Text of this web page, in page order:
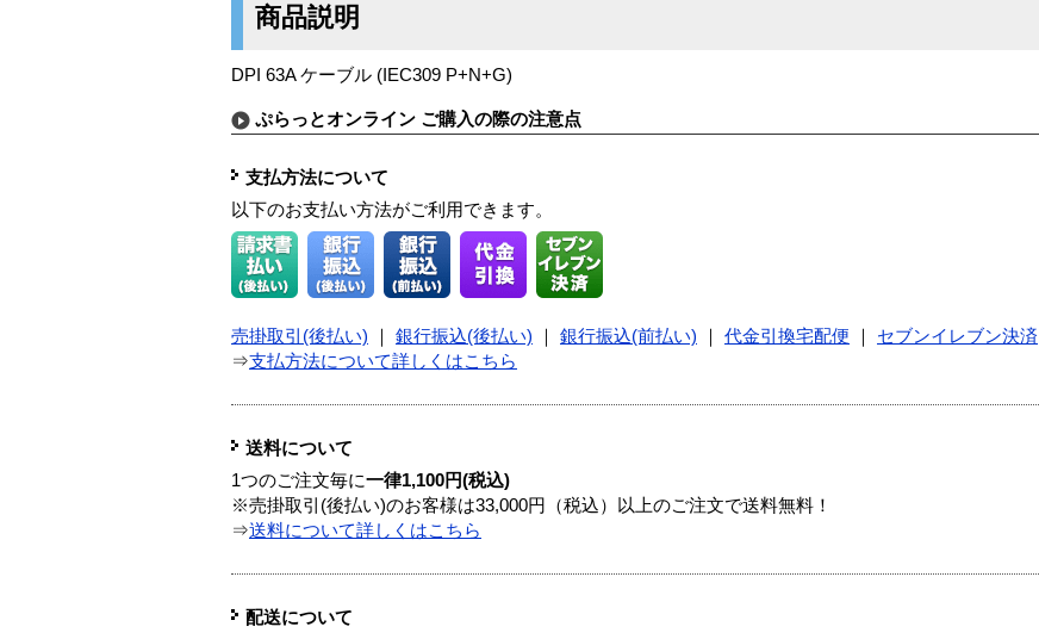
商品説明
DPI 63A ケーブル (IEC309 P+N+G)
ぷらっとオンライン ご購入の際の注意点
支払方法について
以下のお支払い方法がご利用できます。
売掛取引(後払い) 銀行振込(後払い) 銀行振込(前払い) 代金引換宅配便
セブンイレブン決済
⇒支払方法について詳しくはこちら
送料について
1つのご注文毎に一律1,100円(税込)
※売掛取引(後払い)のお客様は33,000円（税込）以上のご注文で送料無料！
⇒送料について詳しくはこちら
配送について